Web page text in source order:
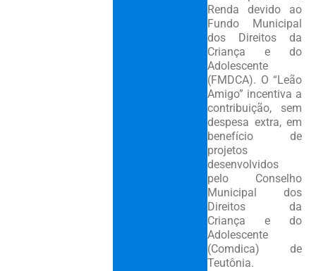
Renda devido ao
Fundo Municipal
dos Direitos da
Criança e do
Adolescente
(FMDCA). O “Leão
Amigo” incentiva a
contribuição, sem
despesa extra, em
benefício de
projetos
desenvolvidos
pelo Conselho
Municipal dos
Direitos da
Criança e do
Adolescente
(Comdica) de
Teutônia.